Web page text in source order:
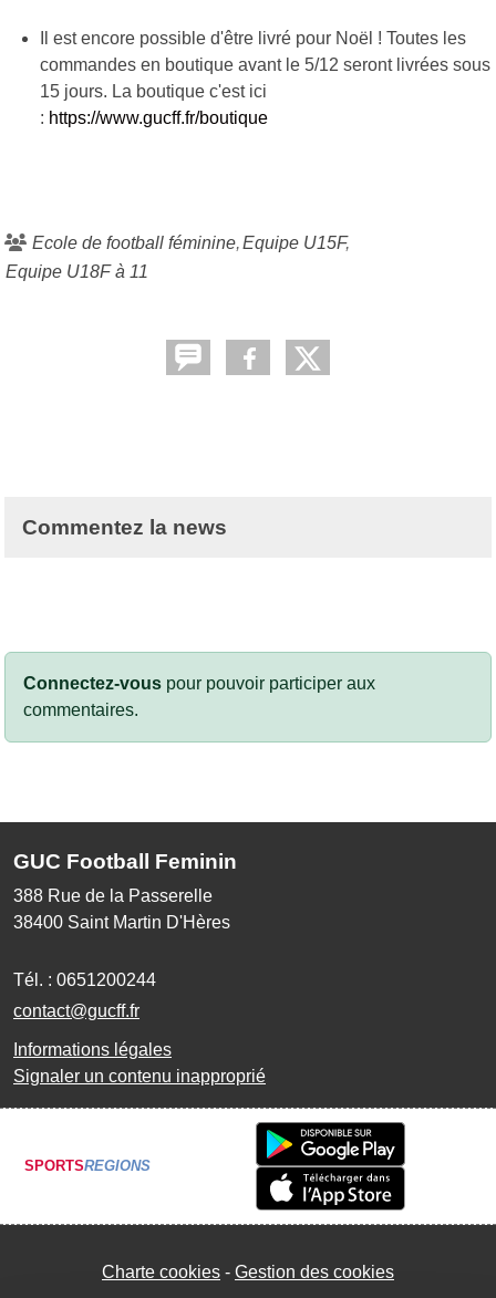
Il est encore possible d'être livré pour Noël ! Toutes les
commandes en boutique avant le 5/12 seront livrées sous
15 jours. La boutique c'est ici
: https://www.gucff.fr/boutique
Ecole de football féminine Equipe U15F
Equipe U18F à 11
Commentez la news
Connectez-vous pour pouvoir participer aux
commentaires.
GUC Football Feminin
388 Rue de la Passerelle
38400 Saint Martin D'Hères
Tél. : 0651200244
contact@gucff.fr
Informations légales
Signaler un contenu inapproprié
SPORTSREGIONS
Charte cookies Gestion des cookies